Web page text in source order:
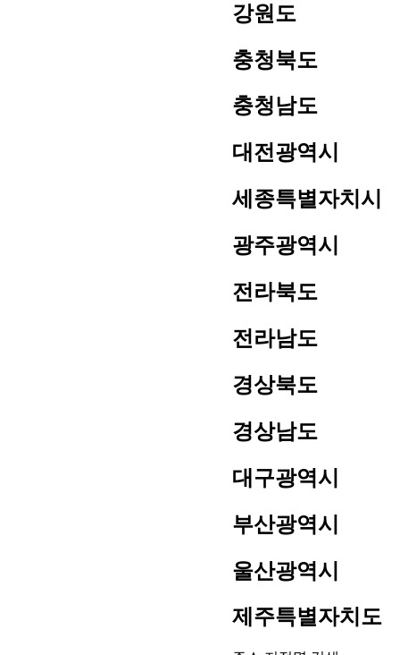
강원도
충청북도
충청남도
대전광역시
세종특별자치시
광주광역시
전라북도
전라남도
경상북도
경상남도
대구광역시
부산광역시
울산광역시
제주특별자치도